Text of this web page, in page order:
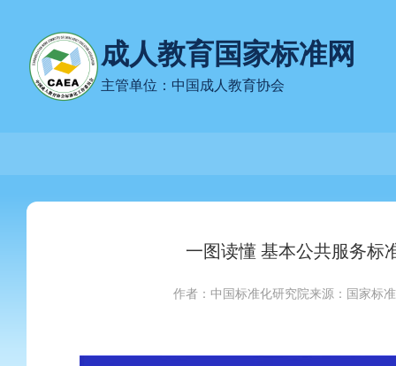
成人教育国家标准网
主管单位：中国成人教育协会
一图读懂 基本公共服务标
作者：中国标准化研究院来源：国家标